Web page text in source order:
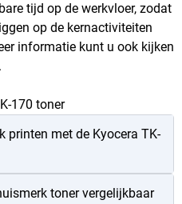
tijd op de werkvloer, zodat
op de kernactiviteiten
informatie kunt u ook kijken
.
170 toner
printen met de Kyocera TK-
toner vergelijkbaar